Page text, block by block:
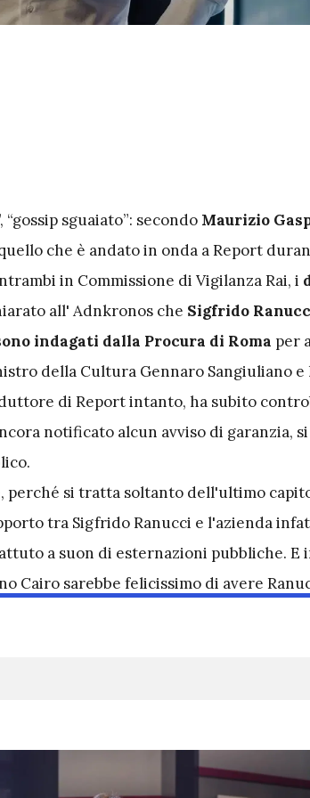
sguaiato”: secondo Maurizio
che è andato in onda a Report
in Commissione di Vigilanza Rai, i
all' Adnkronos che Sigfrido
indagati dalla Procura di Roma per
della Cultura Gennaro Sangiuliano e
di Report intanto, ha subito
notificato alcun avviso di garanzia,
perché si tratta soltanto dell'ultimo
tra Sigfrido Ranucci e l'azienda
a suon di esternazioni pubbliche. E
Cairo sarebbe felicissimo di avere